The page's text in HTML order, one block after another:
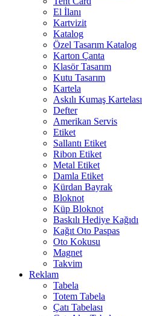
El İlanı
Kartvizit
Katalog
Özel Tasarım Katalog
Karton Çanta
Klasör Tasarım
Kutu Tasarım
Kartela
Askılı Kumaş Kartelası
Defter
Amerikan Servis
Etiket
Sallantı Etiket
Ribon Etiket
Metal Etiket
Damla Etiket
Kürdan Bayrak
Bloknot
Küp Bloknot
Baskılı Hediye Kağıdı
Kağıt Oto Paspas
Oto Kokusu
Magnet
Takvim
Reklam
Tabela
Totem Tabela
Çatı Tabelası